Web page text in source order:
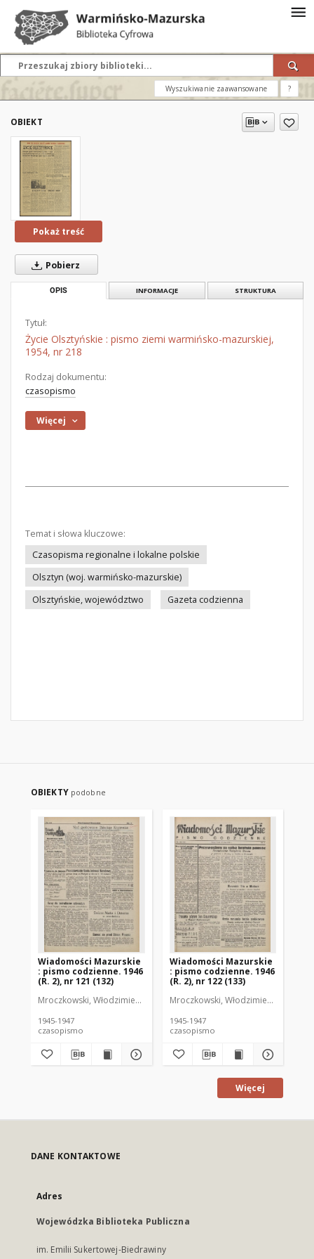
Wyszukiwanie zaawansowane ?
OBIEKT
Pokaż treść
Pobierz
OPIS INFORMACJE STRUKTURA
Tytuł:
Życie Olsztyńskie : pismo ziemi warmińsko-mazurskiej,
1954, nr 218
Rodzaj dokumentu:
czasopismo
Więcej
Temat i słowa kluczowe:
Czasopisma regionalne i lokalne polskie
Olsztyn (woj. warmińsko-mazurskie)
Olsztyńskie, województwo
Gazeta codzienna
OBIEKTY podobne
Wiadomości Mazurskie
: pismo codzienne. 1946
(R. 2), nr 121 (132)
Mroczkowski, Włodzimierz (1902-1971). Redaktor
1945-1947
czasopismo
Wiadomości Mazurskie
: pismo codzienne. 1946
(R. 2), nr 122 (133)
Mroczkowski, Włodzimierz (1902-
1945-1947
czasopismo
Więcej
DANE KONTAKTOWE
Adres
Wojewódzka Biblioteka Publiczna
im. Emilii Sukertowej-Biedrawiny